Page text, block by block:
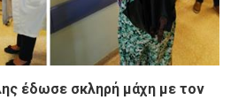
έδωσε σκληρή μάχη με τον